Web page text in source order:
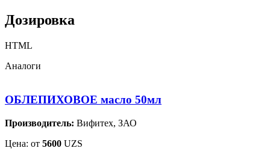
Дозировка
HTML
Аналоги
ОБЛЕПИХОВОЕ масло 50мл
Производитель: Вифитех, ЗАО
Цена: от 5600 UZS